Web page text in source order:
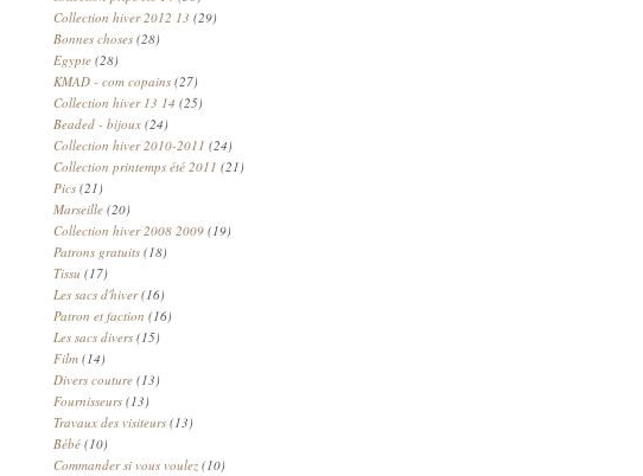
Collection hiver 2012 13 (29)
Bonnes choses (28)
Egypte (28)
KMAD - com copains (27)
Collection hiver 13 14 (25)
Beaded - bijoux (24)
Collection hiver 2010-2011 (24)
Collection printemps été 2011 (21)
Pics (21)
Marseille (20)
Collection hiver 2008 2009 (19)
Patrons gratuits (18)
Tissu (17)
Les sacs d'hiver(16)
Patron et faction (16)
Les sacs divers (15)
Film (14)
Divers couture (13)
Fournisseurs (13)
Travaux des visiteurs (13)
Bébé (10)
Commander si vous voulez (10)